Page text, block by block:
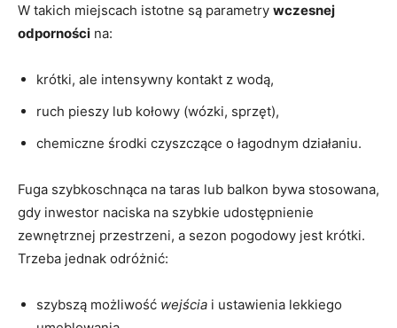
W takich miejscach istotne są parametry wczesnej
odporności na:
krótki, ale intensywny kontakt z wodą,
ruch pieszy lub kołowy (wózki, sprzęt),
chemiczne środki czyszczące o łagodnym działaniu.
Fuga szybkoschnąca na taras lub balkon bywa stosowana,
gdy inwestor naciska na szybkie udostępnienie
zewnętrznej przestrzeni, a sezon pogodowy jest krótki.
Trzeba jednak odróżnić:
szybszą możliwość wejścia i ustawienia lekkiego